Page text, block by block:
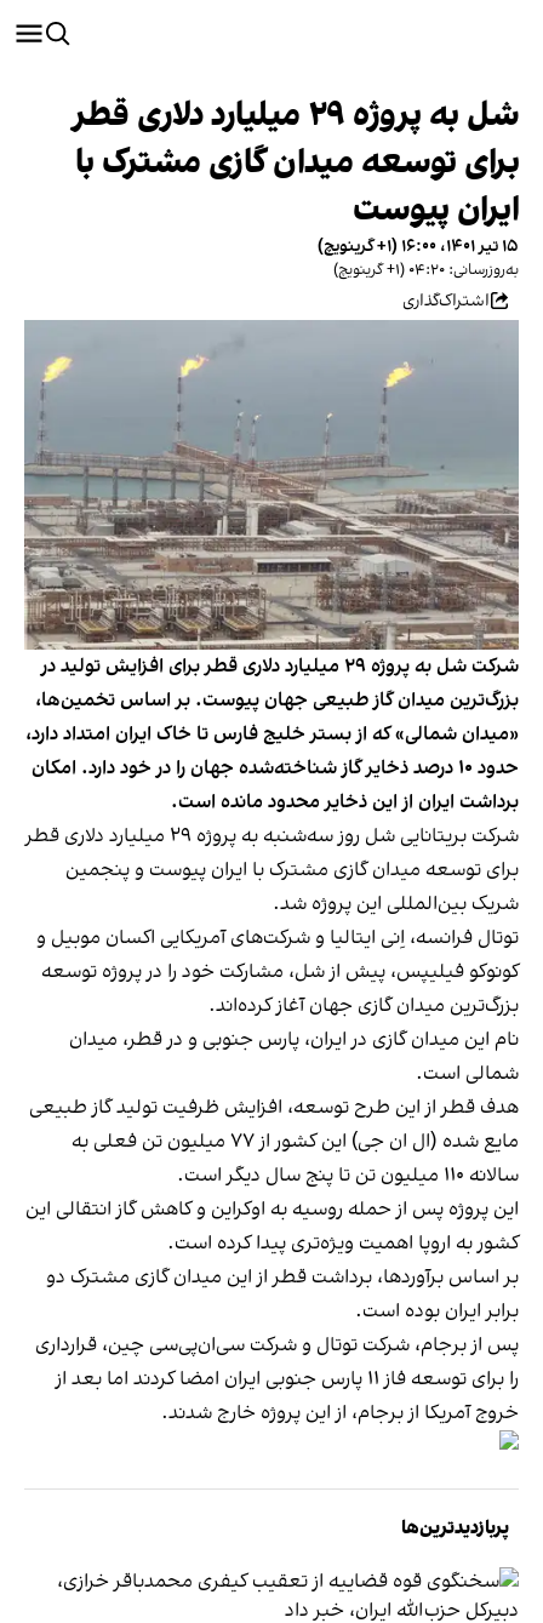
شل به پروژه ۲۹ میلیارد دلاری قطر
برای توسعه میدان گازی مشترک با
ایران پیوست
۱۵ تیر ۱۴۰۱، ۱۶:۰۰ (‎+۱ گرینویچ)
به‌روزرسانی: ۰۴:۲۰ (‎+۱ گرینویچ)
اشتراک‌گذاری
شرکت شل به پروژه ۲۹ میلیارد دلاری قطر برای افزایش تولید در
بزرگ‌ترین میدان گاز طبیعی جهان پیوست. بر اساس تخمین‌ها،
«میدان شمالی» که از بستر خلیج فارس تا خاک ایران امتداد دارد،
حدود ۱۰ درصد ذخایر گاز شناخته‌شده جهان را در خود دارد. امکان
برداشت ایران از این ذخایر محدود مانده است.
شرکت بریتانایی شل روز سه‌شنبه به پروژه ۲۹ میلیارد دلاری قطر
برای توسعه میدان گازی مشترک با ایران پیوست و پنجمین
شریک بین‌المللی این پروژه شد.
توتال فرانسه، اِنی ایتالیا و شرکت‌های آمریکایی اکسان موبیل و
کونوکو فیلیپس، پیش از شل، مشارکت خود را در پروژه توسعه
بزرگ‌ترین میدان گازی جهان آغاز کرده‌اند.
نام این میدان گازی در ایران، پارس جنوبی و در قطر، میدان
شمالی است.
هدف قطر از این طرح توسعه، افزایش ظرفیت تولید گاز طبیعی
مایع شده (ال ان جی) این کشور از ۷۷ میلیون تن فعلی به
سالانه ۱۱۰ میلیون تن تا پنج سال دیگر است.
این پروژه پس از حمله روسیه به اوکراین و کاهش گاز انتقالی این
کشور به اروپا اهمیت ویژه‌تری پیدا کرده است.
بر اساس برآوردها، برداشت قطر از این میدان گازی مشترک دو
برابر ایران بوده است.
پس از برجام، شرکت توتال و شرکت سی‌ان‌پی‌سی چین، قرارداری
را برای توسعه فاز ۱۱ پارس جنوبی ایران امضا کردند اما بعد از
خروج آمریکا از برجام، از این پروژه خارج شدند.
پربازدیدترین‌ها